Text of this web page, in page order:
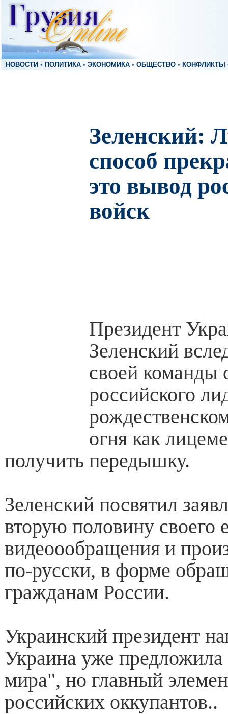
НОВОСТИ • ПОЛИТИКА • ЭКОНОМИКА • ОБЩЕСТВО • КОНФЛИКТЫ
Зеленский:
способ
это вывод
войск
Президент
Зеленский
своей команды
российского
огня как
получить передышку.
Зеленский посвятил
вторую половину своего
видеоообращения и
по-русски, в форме
гражданам России.
Украинский президент
Украина уже
мира", но главный
российских оккупантов..